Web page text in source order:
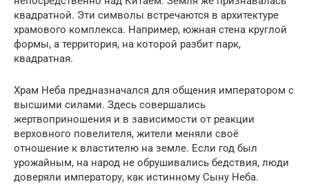
квадратной. Эти символы встречаются в архитектуре
храмового комплекса. Например, южная стена круглой
формы, а территория, на которой разбит парк,
квадратная.
Храм Неба предназначался для общения императором с
высшими силами. Здесь совершались
жертвоприношения и в зависимости от реакции
верховного повелителя, жители меняли своё
отношение к властителю на земле. Если год был
урожайным, на народ не обрушивались бедствия, люди
доверяли императору, как истинному Сыну Неба.